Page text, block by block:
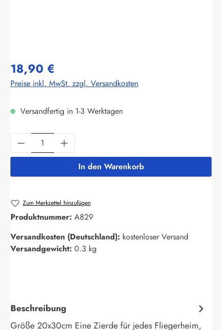
18,90 €
Preise inkl. MwSt. zzgl. Versandkosten
Versandfertig in 1-3 Werktagen
Produkt Anzahl: Gib den gewünschten
In den Warenkorb
Zum Merkzettel hinzufügen
Produktnummer: A829
Versandkosten (Deutschland): kostenloser Versand
Versandgewicht: 0.3 kg
Beschreibung
Größe 20x30cm Eine Zierde für jedes Fliegerheim,